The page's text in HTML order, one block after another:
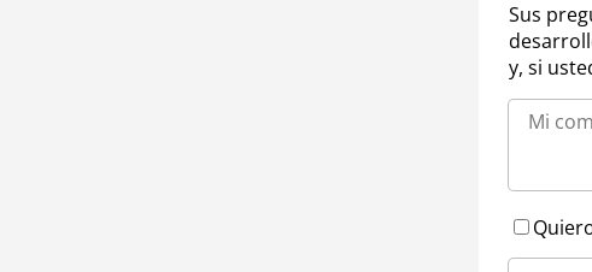
Sus
y, si